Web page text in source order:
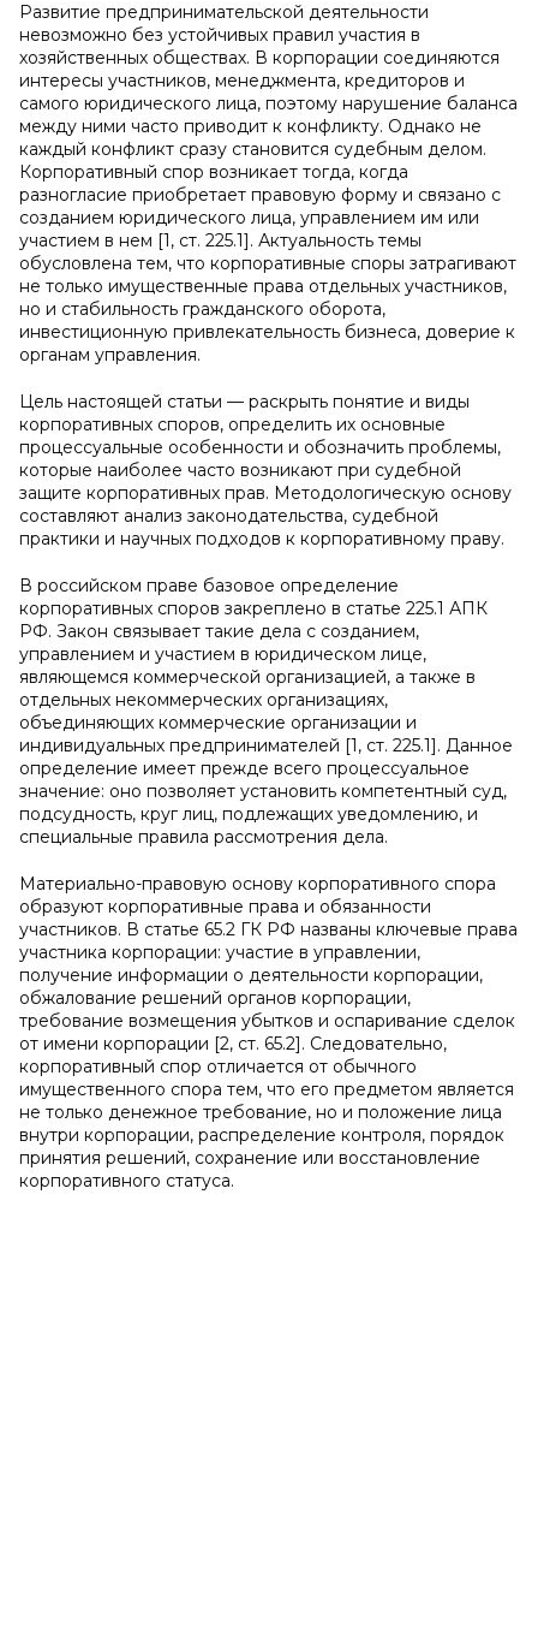
Развитие предпринимательской деятельности
невозможно без устойчивых правил участия в
хозяйственных обществах. В корпорации соединяются
интересы участников, менеджмента, кредиторов и
самого юридического лица, поэтому нарушение баланса
между ними часто приводит к конфликту. Однако не
каждый конфликт сразу становится судебным делом.
Корпоративный спор возникает тогда, когда
разногласие приобретает правовую форму и связано с
созданием юридического лица, управлением им или
участием в нем [1, ст. 225.1]. Актуальность темы
обусловлена тем, что корпоративные споры затрагивают
не только имущественные права отдельных участников,
но и стабильность гражданского оборота,
инвестиционную привлекательность бизнеса, доверие к
органам управления.
Цель настоящей статьи — раскрыть понятие и виды
корпоративных споров, определить их основные
процессуальные особенности и обозначить проблемы,
которые наиболее часто возникают при судебной
защите корпоративных прав. Методологическую основу
составляют анализ законодательства, судебной
практики и научных подходов к корпоративному праву.
В российском праве базовое определение
корпоративных споров закреплено в статье 225.1 АПК
РФ. Закон связывает такие дела с созданием,
управлением и участием в юридическом лице,
являющемся коммерческой организацией, а также в
отдельных некоммерческих организациях,
объединяющих коммерческие организации и
индивидуальных предпринимателей [1, ст. 225.1]. Данное
определение имеет прежде всего процессуальное
значение: оно позволяет установить компетентный суд,
подсудность, круг лиц, подлежащих уведомлению, и
специальные правила рассмотрения дела.
Материально-правовую основу корпоративного спора
образуют корпоративные права и обязанности
участников. В статье 65.2 ГК РФ названы ключевые права
участника корпорации: участие в управлении,
получение информации о деятельности корпорации,
обжалование решений органов корпорации,
требование возмещения убытков и оспаривание сделок
от имени корпорации [2, ст. 65.2]. Следовательно,
корпоративный спор отличается от обычного
имущественного спора тем, что его предметом является
не только денежное требование, но и положение лица
внутри корпорации, распределение контроля, порядок
принятия решений, сохранение или восстановление
корпоративного статуса.